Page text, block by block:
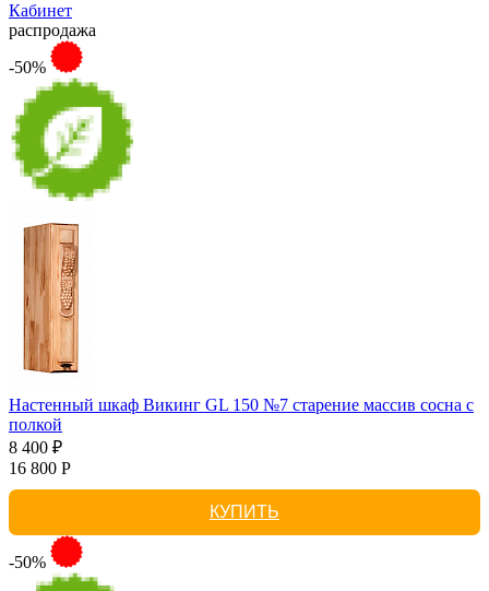
Кабинет
распродажа
-50%
Настенный шкаф Викинг GL 150 №7 старение массив сосна с
полкой
8 400 ₽
16 800 Р
КУПИТЬ
-50%